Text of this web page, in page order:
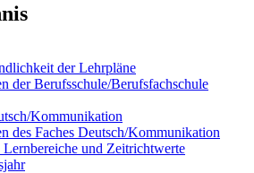
der Lehrpläne
der Berufsschule/Berufsfachschule
Kommunikation
des Faches Deutsch/Kommunikation
und Zeitrichtwerte